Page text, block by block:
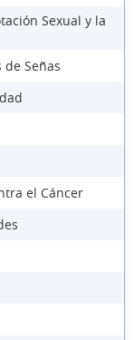
Sexual y la
Señas
el Cáncer